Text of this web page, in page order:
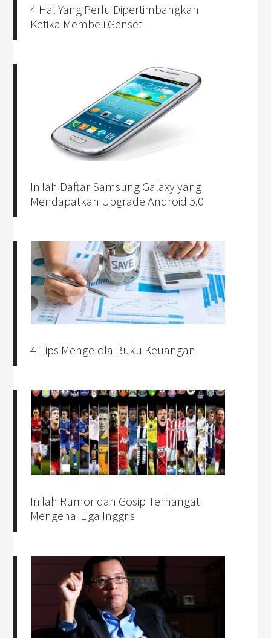
4 Hal Yang Perlu Dipertimbangkan
Ketika Membeli Genset
Inilah Daftar Samsung Galaxy yang
Mendapatkan Upgrade Android 5.0
4 Tips Mengelola Buku Keuangan
Inilah Rumor dan Gosip Terhangat
Mengenai Liga Inggris